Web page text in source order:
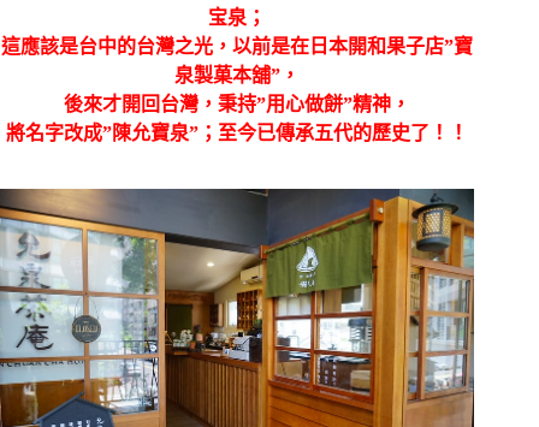
宝泉；
這應該是台中的台灣之光，以前是在日本開和果子店”寶
泉製菓本舖”，
後來才開回台灣，秉持”用心做餅”精神，
將名字改成”陳允寶泉” ；至今已傳承五代的歷史了！！